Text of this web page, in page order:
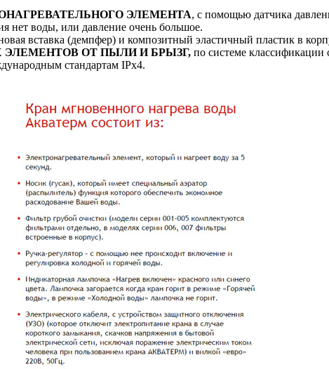
ЭЛЕМЕНТА, с помощью датчика
нет воды, или давление очень большое.
вставка (демпфер) и композитный эластичный пластик в
ОТ ПЫЛИ И БРЫЗГ, по системе классификации
стандартам IPx4.